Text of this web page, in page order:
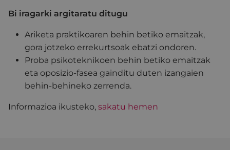
Bi iragarki argitaratu ditugu
Ariketa praktikoaren behin betiko emaitzak,
gora jotzeko errekurtsoak ebatzi ondoren.
Proba psikoteknikoen behin betiko emaitzak
eta oposizio-fasea gainditu duten izangaien
behin-behineko zerrenda.
Informazioa ikusteko, sakatu hemen